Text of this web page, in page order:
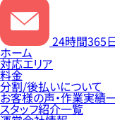
24時間365
ホーム
対応エリア
料金
分割/後払いについて
お客様の声・作業実績
スタッフ紹介一覧